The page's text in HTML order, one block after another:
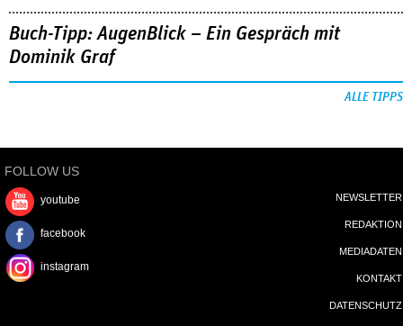
Buch-Tipp: AugenBlick – Ein Gespräch mit
Dominik Graf
ALLE TIPPS
FOLLOW US
youtube
facebook
instagram
NEWSLETTER
REDAKTION
MEDIADATEN
KONTAKT
DATENSCHUTZ